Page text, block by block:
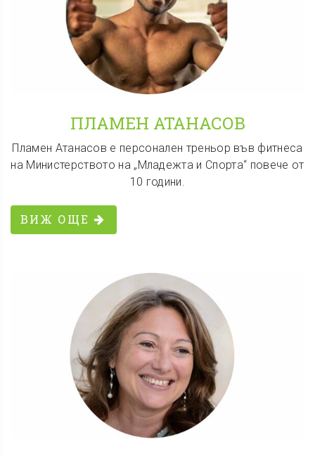
ПЛАМЕН АТАНАСОВ
Пламен Атанасов е персонален треньор във фитнеса
на Министерството на „Младежта и Спорта“ повече от
10 години.
ВИЖ ОЩЕ